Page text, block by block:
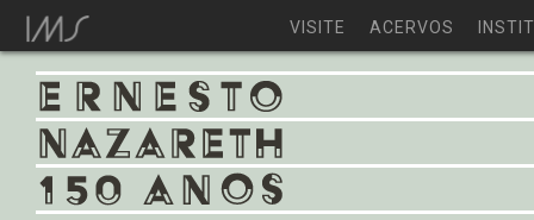
VISITE ACERVOS